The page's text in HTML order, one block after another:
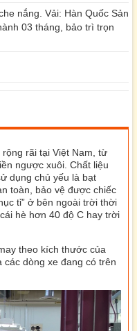
nắng. Vải: Hàn Quốc Sản
03 tháng, bảo trì trọn
rãi tại Việt Nam, từ
ngược xuôi. Chất liệu
dụng chủ yếu là bạt
toàn, bảo vệ được chiếc
tỉ” ở bên ngoài trời thời
hè hơn 40 độ C hay trời
theo kích thước của
dòng xe đang có trên